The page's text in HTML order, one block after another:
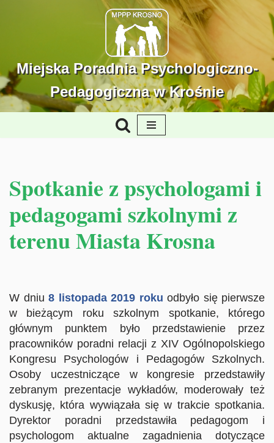
treści
Miejska Poradnia Psychologiczno-
Pedagogiczna w Krośnie
Spotkanie z psychologami i
pedagogami szkolnymi z
terenu Miasta Krosna
W dniu 8 listopada 2019 roku odbyło się pierwsze
w bieżącym roku szkolnym spotkanie, którego
głównym punktem było przedstawienie przez
pracowników poradni relacji z XIV Ogólnopolskiego
Kongresu Psychologów i Pedagogów Szkolnych.
Osoby uczestniczące w kongresie przedstawiły
zebranym prezentacje wykładów, moderowały też
dyskusję, która wywiązała się w trakcie spotkania.
Dyrektor poradni przedstawiła pedagogom i
psychologom aktualne zagadnienia dotyczące